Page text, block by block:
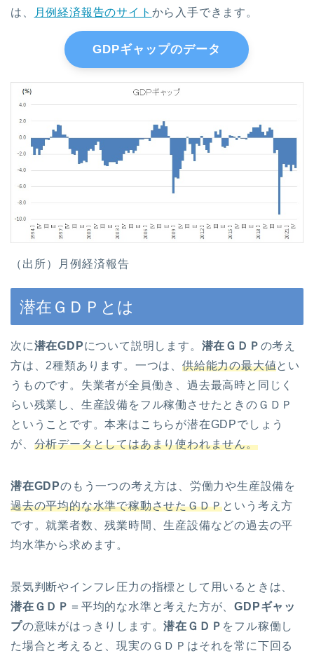
は、
月例経済報告のサイト から入手できます。
GDPギャップのデータ
（出所）月例経済報告
潜在ＧＤＰとは
次に潜在GDPについて説明します。 潜在ＧＤＰ の考え
方は、2種類あります。一つは、 供給能力の最大値とい
うものです。失業者が全員働き、過去最高時と同じく
らい残業し、生産設備をフル稼働させたときのＧＤＰ
ということです。本来はこちらが潜在GDPでしょう
が、 分析データとしてはあまり使われません。
潜在GDPのもう一つの考え方は、労働力や生産設備を
過去の平均的な水準で稼動させたＧＤＰという考え方
です。就業者数、残業時間、生産設備などの過去の平
均水準から求めます。
景気判断やインフレ圧力の指標として用いるときは、
潜在ＧＤＰ ＝平均的な水準と考えた方が、GDPギャッ
プの意味がはっきりします。潜在ＧＤＰ をフル稼働し
た場合と考えると、現実のＧＤＰはそれを常に下回る